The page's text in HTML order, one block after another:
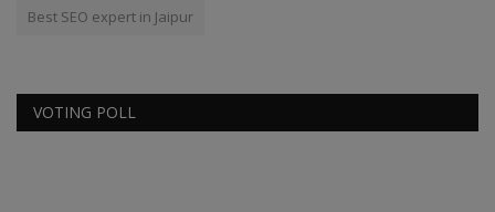
Best SEO expert in Jaipur
VOTING POLL